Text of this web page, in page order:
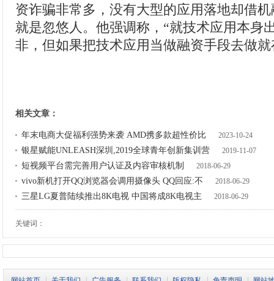
资诈骗非常多，没有大型的应用落地却借
就是忽悠人。他强调称，“就技术应用本身
非，但如果把技术应用当做融资手段去做
相关文章：
年末电商大促福利强势来袭 AMD携多款超性价比 2023-10-24
银星赋能UNLEASH深圳,2019全球青年创新集训营 2019-11-07
短视频平台需完善用户认证及内容审核机制 2018-06-29
vivo新机打开QQ浏览器会调用摄像头 QQ回应:不 2018-06-29
三星LG夏普陆续推出8K电视 中国将成8K电视主 2018-06-29
关键词：